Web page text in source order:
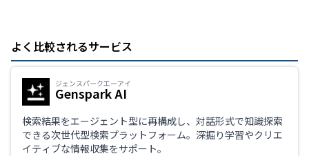
よく比較されるサービス
ジェンスパークエーアイ
Genspark AI
検索結果をエージェント型に再構成し、対話形式で知識探索
できる次世代型検索プラットフォーム。深掘り学習やクリエ
イティブな情報収集をサポート。